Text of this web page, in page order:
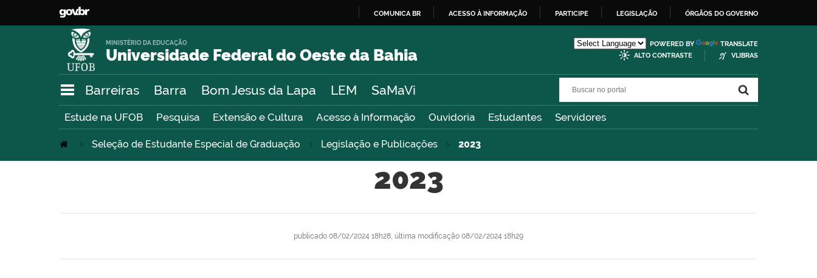
O
COMUNICA BR ACESSO À INFORMAÇÃO PARTICIPE LEGISLAÇÃO ÓRGÃOS DO GOVERNO
Universidade Federal do Oeste da Bahia
MINISTÉRIO DA EDUCAÇÃO POWERED BY
TRANSLATE
ALTO CONTRASTE
VLIBRAS
Barreiras Barra Bom Jesus da Lapa LEM SaMaVi
Estude na UFOB Pesquisa Extensão e Cultura Acesso à Informação Ouvidoria Estudantes Servidores
Seleção de Estudante Especial de Graduação Legislação e Publicações 2023
2023
publicado 08/02/2024 18h28, última modificação 08/02/2024 18h29